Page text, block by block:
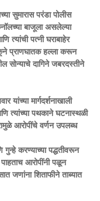
सुमारास परंडा पोलीस
बाजूला असलेल्या
त्यांची पत्नी घराबाहेर
प्राणघातक हल्ला करून
सोन्याचे दागिने जबरदस्तीने
यांच्या मार्गदर्शनाखाली
त्यांच्या पथकाने घटनास्थळी
आरोपींचे वर्णन उपलब्ध
गुन्हे करण्याच्या पद्धतीवरून
पाहताच आरोपींनी पळून
जणांना शिताफीने ताब्यात